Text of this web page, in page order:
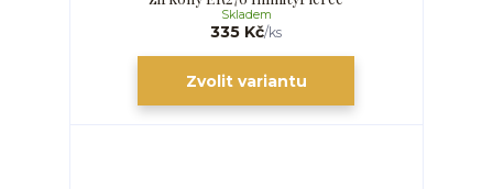
335 Kč/ks
Skladem
Zvolit variantu